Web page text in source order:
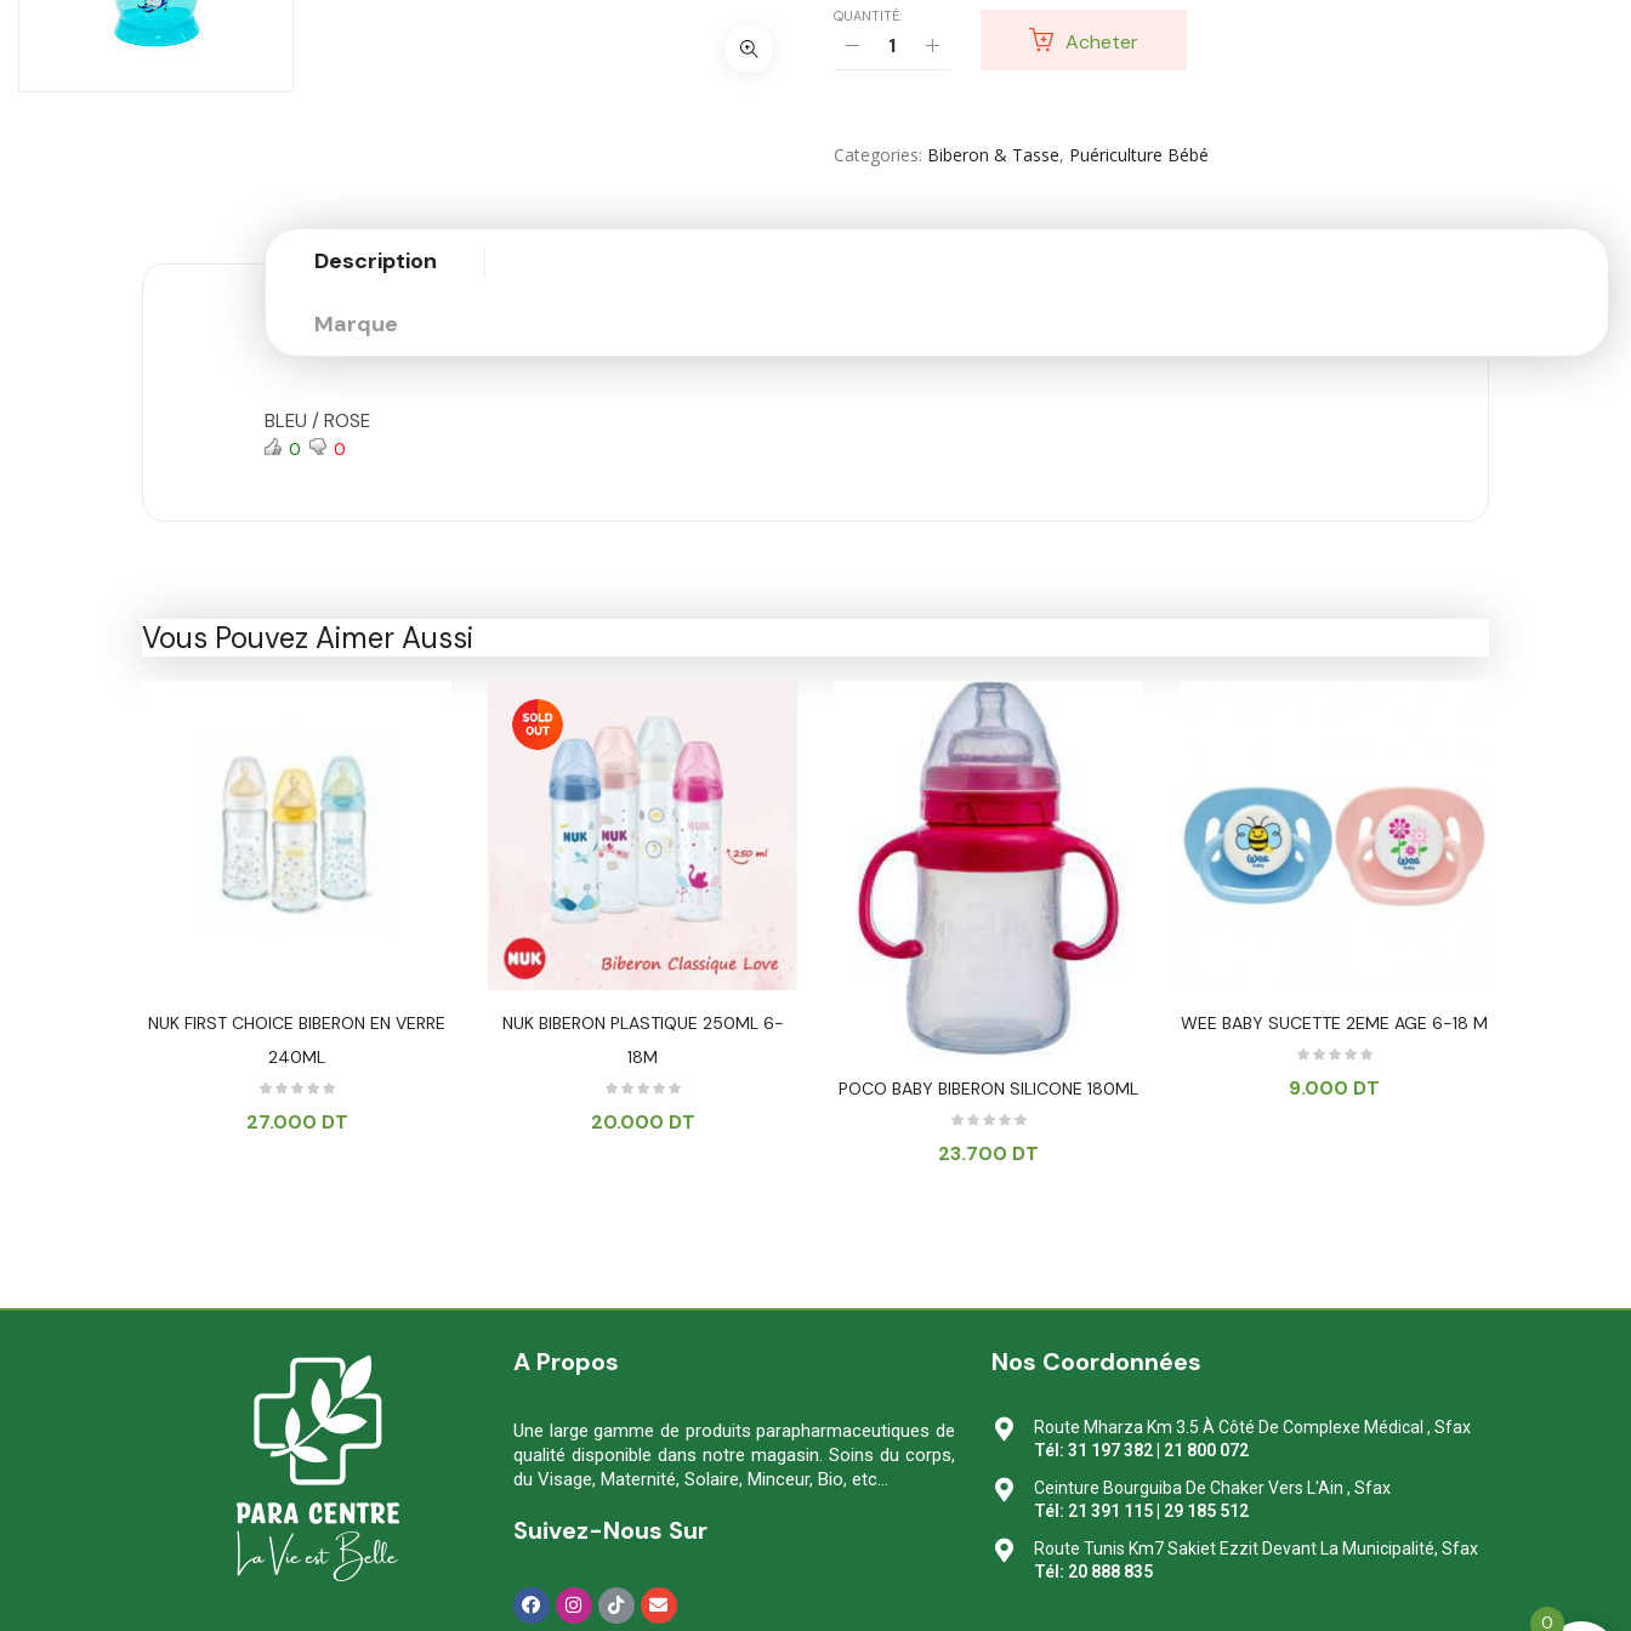
QUANTITÉ:
Acheter
Categories Biberon & Tasse, Puériculture Bébé
Description
Marque
BLEU / ROSE
0 0
Vous Pouvez Aimer Aussi
NUK FIRST CHOICE BIBERON EN VERRE
240ML
27.000 DT
NUK BIBERON PLASTIQUE 250ML 6-
18M
20.000 DT
POCO BABY BIBERON SILICONE 180ML
23.700 DT
WEE BABY SUCETTE 2EME AGE 6-18 M
9.000 DT
A Propos
Une large gamme de produits parapharmaceutiques de
qualité disponible dans notre magasin. Soins du corps,
du Visage, Maternité, Solaire, Minceur, Bio, etc…
Suivez-Nous Sur
Nos Coordonnées
Route Mharza Km 3.5 À Côté De Complexe Médical , Sfax
Tél: 31 197 382 | 21 800 072
Ceinture Bourguiba De Chaker Vers L'Ain , Sfax
Tél: 21 391 115 | 29 185 512
Route Tunis Km7 Sakiet Ezzit Devant La Municipalité, Sfax
Tél: 20 888 835
Soins Des Mains & Pieds
0